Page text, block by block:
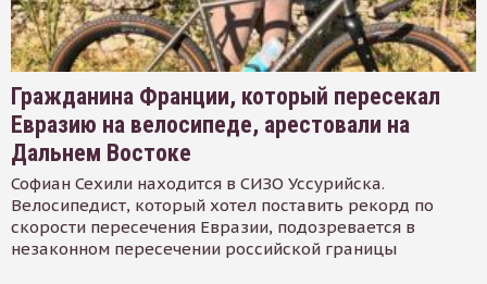
Гражданина Франции, который пересекал
Евразию на велосипеде, арестовали на
Дальнем Востоке
Софиан Сехили находится в СИЗО Уссурийска.
Велосипедист, который хотел поставить рекорд по
скорости пересечения Евразии, подозревается в
незаконном пересечении российской границы